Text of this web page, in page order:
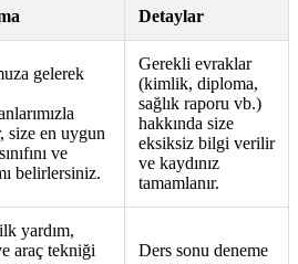
Detaylar
gelerek
size en uygun
ve
belirlersiniz.
Gerekli evraklar
(kimlik, diploma,
sağlık raporu vb.)
hakkında size
eksiksiz bilgi verilir
ve kaydınız
tamamlanır.
yardım,
araç tekniği
Ders sonu deneme